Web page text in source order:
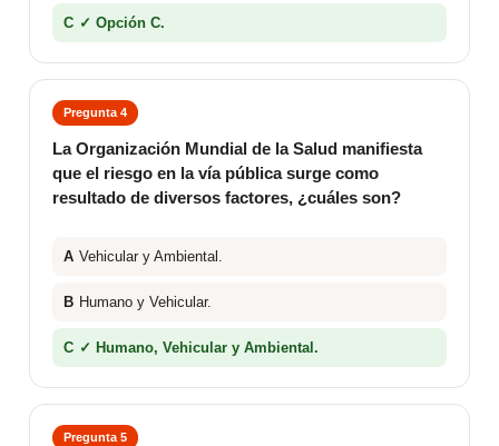
C ✓ Opción C.
Pregunta 4
La Organización Mundial de la Salud manifiesta
que el riesgo en la vía pública surge como
resultado de diversos factores, ¿cuáles son?
A Vehicular y Ambiental.
B Humano y Vehicular.
C ✓ Humano, Vehicular y Ambiental.
Pregunta 5